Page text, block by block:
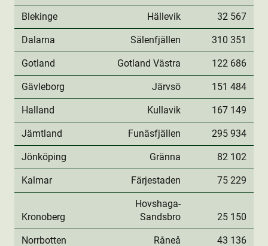
Blekinge Hällevik 32 567
Dalarna Sälenfjällen 310 351
Gotland Gotland Västra 122 686
Gävleborg Järvsö 151 484
Halland Kullavik 167 149
Jämtland Funäsfjällen 295 934
Jönköping Gränna 82 102
Kalmar Färjestaden 75 229
Kronoberg
Hovshaga-
Sandsbro
25 150
Norrbotten Råneå 43 136